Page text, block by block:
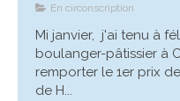
En circonscription
Mi janvier, j'ai tenu à
boulanger-pâtissier à
remporter le 1er prix
de H...